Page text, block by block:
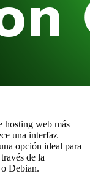
hosting web más
una interfaz
opción ideal para
de la
Debian.